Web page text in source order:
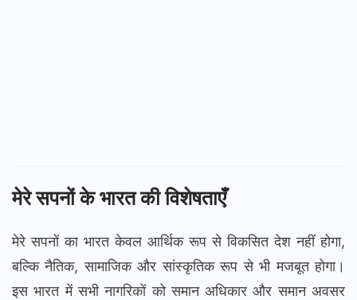
मेरे सपनों के भारत की विशेषताएँ
मेरे सपनों का भारत केवल आर्थिक रूप से विकसित देश नहीं होगा,
बल्कि नैतिक, सामाजिक और सांस्कृतिक रूप से भी मजबूत होगा।
इस भारत में सभी नागरिकों को समान अधिकार और समान अवसर